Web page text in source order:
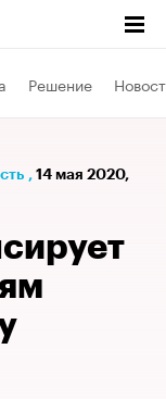
Решение
, 14 мая 2020,